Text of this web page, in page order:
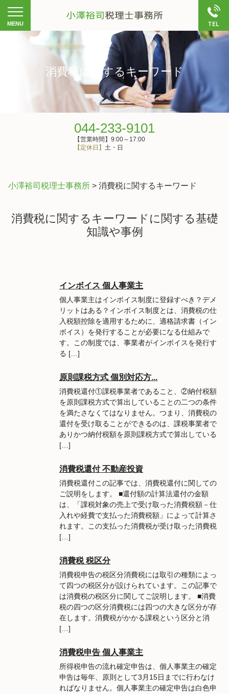
消費税に関するキーワード
044-233-9101
【営業時間】9:00～17:00
【定休日】 土・日
小澤裕司税理士事務所 > 消費税に関するキーワード
消費税に関するキーワードに関する基礎
知識や事例
インボイス 個人事業主
個人事業主はインボイス制度に登録すべき？デメ
リットはある？インボイス制度とは、消費税の仕
入税額控除を適用するために、適格請求書（イン
ボイス）を発行することが必要になる仕組みで
す。この制度では、事業者がインボイスを発行す
る […]
原則課税方式 個別対応方...
消費税還付①課税事業者であること、②納付税額
を原則課税方式で算出していることの二つの条件
を満たさなくてはなりません。つまり、消費税の
還付を受け取ることができるのは、課税事業者で
ありかつ納付税額を原則課税方式で算出している
[…]
消費税還付 不動産投資
消費税還付この記事では、消費税還付に関しての
ご説明をします。 ■還付額の計算法還付の金額
は、「課税対象の売上で受け取った消費税額－仕
入れや経費で支払った消費税額」によって計算さ
れます。この支払った消費税が受け取った消費税
[…]
消費税 税区分
消費税申告の税区分消費税には取引の種類によっ
て四つの税区分が設けられています。この記事で
は消費税の税区分に関してご説明します。 ■消費
税の四つの区分消費税には四つの大きな区分が存
在します。消費税がかかる課税という区分と消
[…]
消費税申告 個人事業主
所得税申告の流れ確定申告は、個人事業主の確定
申告は毎年、原則として3月15日までに行わなけ
ればなりません。個人事業主の確定申告は白色申